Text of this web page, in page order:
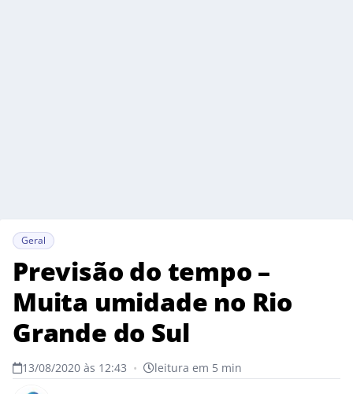
Geral
Previsão do tempo –
Muita umidade no Rio
Grande do Sul
13/08/2020 às 12:43 • leitura em 5 min